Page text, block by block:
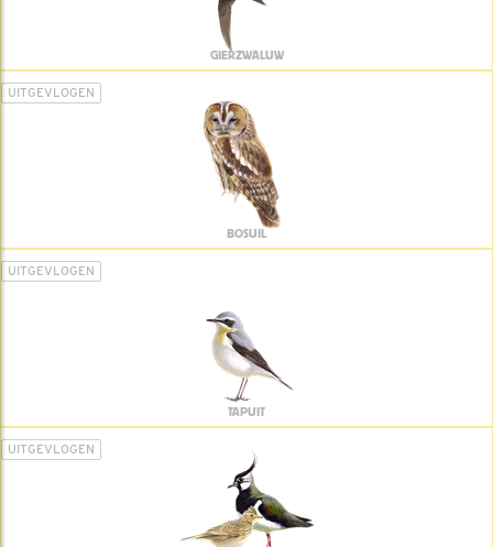
GIERZWALUW
UITGEVLOGEN
BOSUIL
UITGEVLOGEN
TAPUIT
UITGEVLOGEN